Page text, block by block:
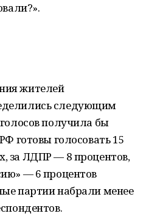
жителей
следующим
получила бы
готовы голосовать 15
за ЛДПР — 8 процентов,
— 6 процентов
партии набрали менее